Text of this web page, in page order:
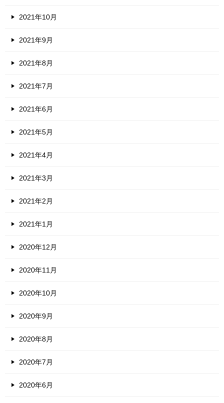
2021年10月
2021年9月
2021年8月
2021年7月
2021年6月
2021年5月
2021年4月
2021年3月
2021年2月
2021年1月
2020年12月
2020年11月
2020年10月
2020年9月
2020年8月
2020年7月
2020年6月